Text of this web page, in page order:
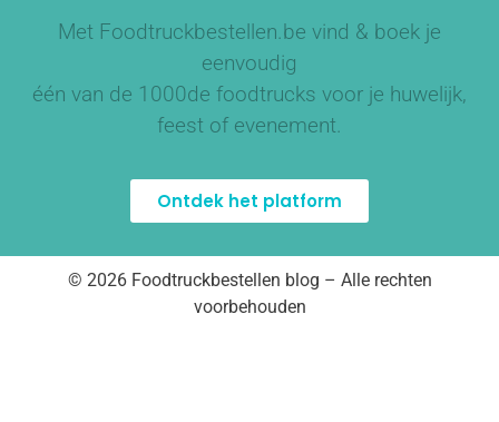
Met Foodtruckbestellen.be vind & boek je
eenvoudig
één van de 1000de foodtrucks voor je huwelijk,
feest of evenement.
Ontdek het platform
© 2026 Foodtruckbestellen blog – Alle rechten
voorbehouden